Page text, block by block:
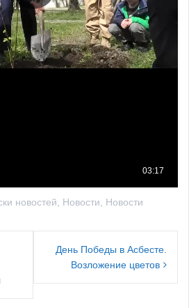
новостей Новости Новости
День Победы в Асбесте.
Возложение цветов